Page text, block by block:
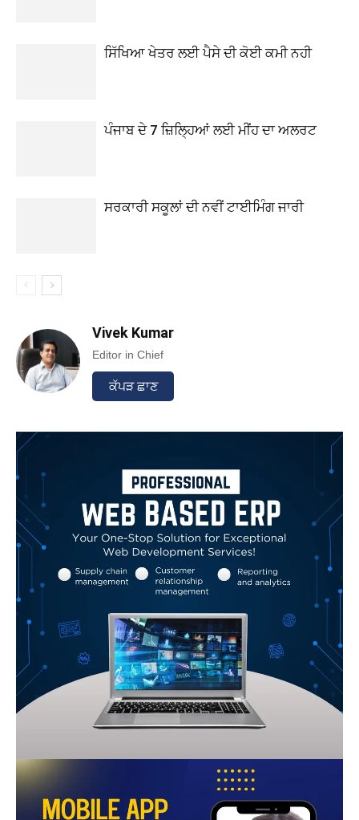
ਸਿੱਖਿਆ ਖੇਤਰ ਲਈ ਪੈਸੇ ਦੀ ਕੋਈ ਕਮੀ ਨਹੀ
ਪੰਜਾਬ ਦੇ 7 ਜ਼ਿਲ੍ਹਿਆਂ ਲਈ ਮੀਂਹ ਦਾ ਅਲਰਟ
ਸਰਕਾਰੀ ਸਕੂਲਾਂ ਦੀ ਨਵੀਂ ਟਾਈਮਿੰਗ ਜਾਰੀ
Vivek Kumar
Editor in Chief
ਕੱਪੜ ਛਾਣ